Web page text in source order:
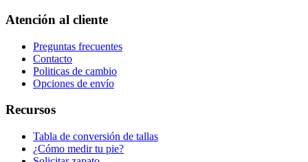
Atención al cliente
Preguntas frecuentes
Contacto
Politicas de cambio
Opciones de envío
Recursos
Tabla de conversión de tallas
¿Cómo medir tu pie?